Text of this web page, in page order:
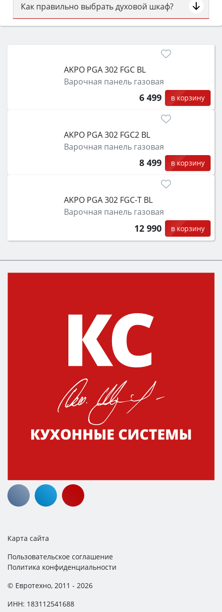
Как правильно выбрать духовой шкаф?
Сначала определитесь с типом (газовый или
затем смотрите на объём 50–70 л для семьи,
функции (конвекция, гриль, самоочистка,
защита от детей).
AKPO PGA 302 FGC BL
Варочная панель газовая
6 499 в корзину
AKPO PGA 302 FGC2 BL
Варочная панель газовая
8 499 в корзину
AKPO PGA 302 FGC-T BL
Варочная панель газовая
12 990 в корзину
Карта сайта
Пользовательское соглашение
Политика конфиденциальности
© Евротехно, 2011 - 2026
ИНН: 183112541688